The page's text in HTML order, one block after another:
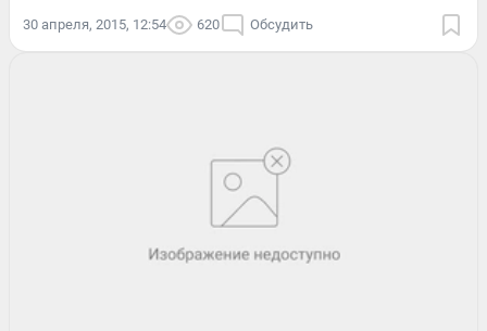
30 апреля, 2015, 12:54 620 Обсудить